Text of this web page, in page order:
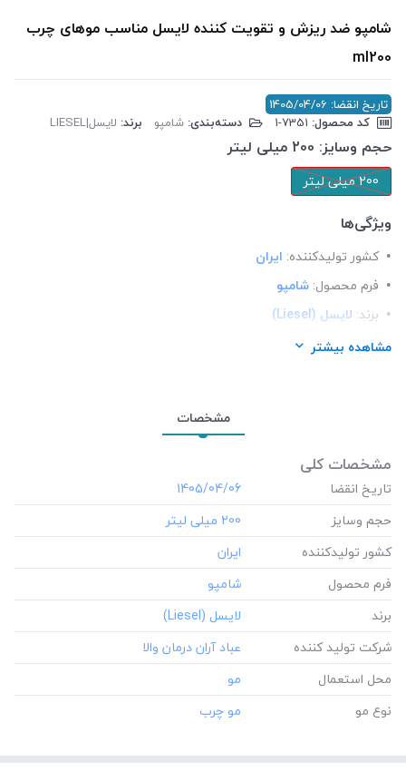
شامپو ضد ریزش و تقویت کننده لایسل مناسب موهای چرب
ml200
تاریخ انقضا: 1405/04/06
کد محصول:
دسته‌بندی: شامپو برند: لایسل|LIESEL
حجم وسایز: 200 میلی لیتر
200 میلی لیتر
ویژگی‌ها
کشور تولید‎کننده:
ایران
فرم محصول: شامپو
برند: لایسل (Liesel)
شرکت تولید کننده:
مشاهده بیشتر
مشخصات
مشخصات کلی
تاریخ انقضا
‎1405/04/06
حجم وسایز
‎200 میلی لیتر
کشور تولید‎کننده
فرم محصول
برند
شرکت تولید کننده
محل استعمال
نوع مو